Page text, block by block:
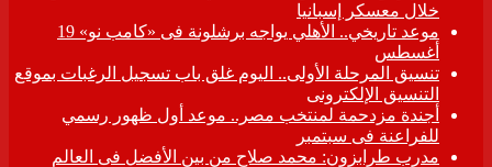
خلال معسكر إسبانيا
موعد تاريخي.. الأهلي يواجه برشلونة فى «كامب نو» 19
أغسطس
تنسيق المرحلة الأولى.. اليوم غلق باب تسجيل الرغبات بموقع
التنسيق الإلكترونى
أجندة مزدحمة لمنتخب مصر.. موعد أول ظهور رسمي
للفراعنة فى سبتمبر
مدرب طرابزون: محمد صلاح من بين الأفضل فى العالم